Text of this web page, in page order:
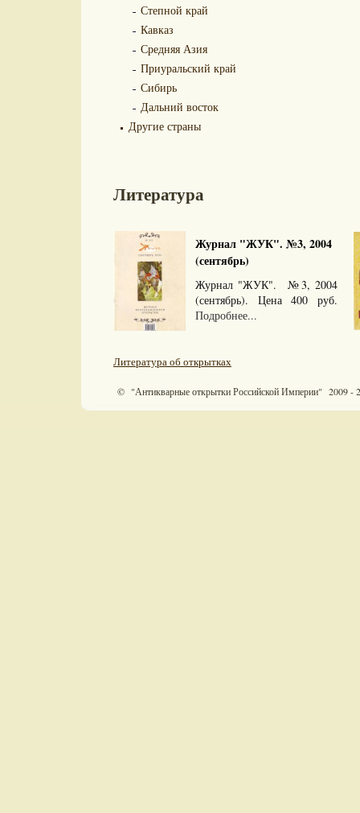
Степной край
Кавказ
Средняя Азия
Приуральский край
Сибирь
Дальний восток
Другие страны
Литература
Журнал "ЖУК". №3, 2004
(сентябрь)
Журнал "ЖУК". №3, 2004
(сентябрь). Цена 400 руб.
Подробнее...
Литература об открытках
© "Антикварные открытки Российской Империи" 2009 -